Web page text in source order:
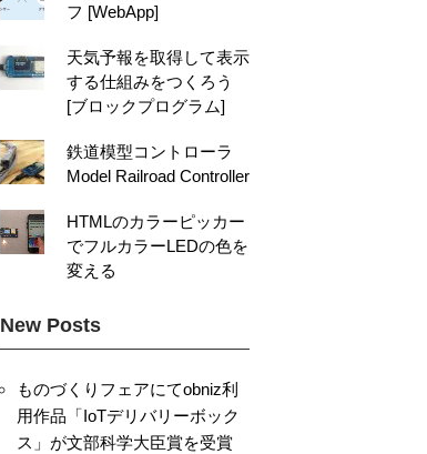
フ [WebApp]
天気予報を取得して表示
する仕組みをつくろう
[ブロックプログラム]
鉄道模型コントローラ
Model Railroad Controller
HTMLのカラーピッカー
でフルカラーLEDの色を
変える
New Posts
ものづくりフェアにてobniz利
用作品「IoTデリバリーボック
ス」が文部科学大臣賞を受賞